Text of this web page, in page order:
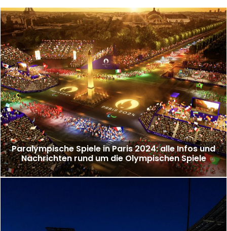
Paralympische Spiele in Paris 2024: alle Infos und
Nachrichten rund um die Olympischen Spiele